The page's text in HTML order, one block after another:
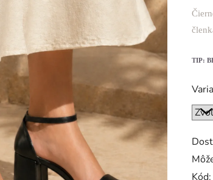
je
0,0
5
TIP:
Kód: